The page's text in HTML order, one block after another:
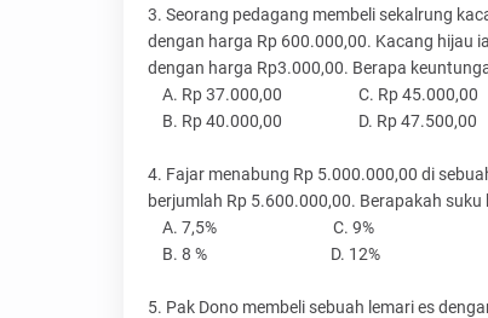
3. Seorang pedagang membeli sekalrung
dengan harga Rp 600.000,00. Kacang hijau
dengan harga Rp3.000,00. Berapa
A. Rp 37.000,00 C. Rp 45.000,00
B. Rp 40.000,00 D. Rp 47.500,00
4. Fajar menabung Rp 5.000.000,00 di
berjumlah Rp 5.600.000,00. Berapakah
A. 7,5% C. 9%
B. 8 % D. 12%
5. Pak Dono membeli sebuah lemari es